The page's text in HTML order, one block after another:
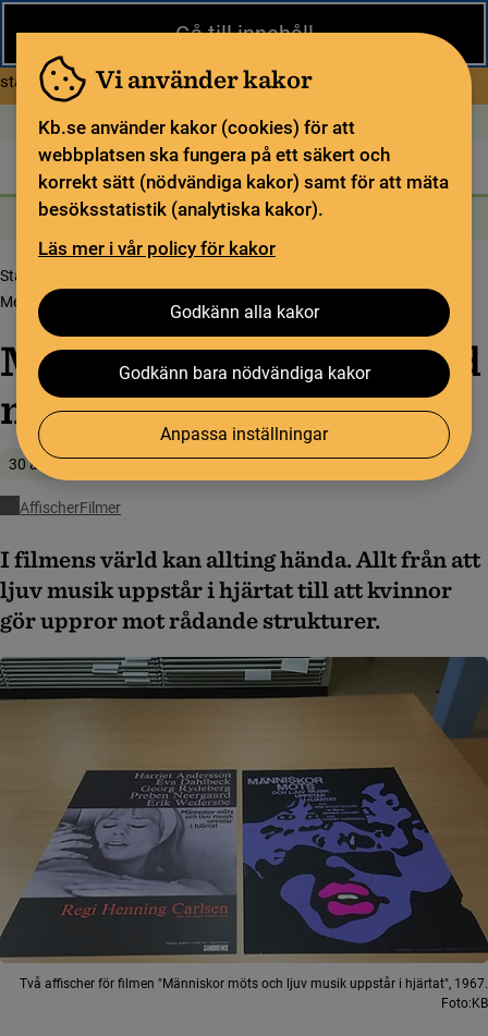
Gå till innehåll
Under sommaren har KB begränsad service och särskilda
öppettider. Vissa veckor är en del funktioner och samlingar
stängda.Läs mer om Begränsad service i sommar
Vi använder kakor
Kb.se använder kakor (cookies) för att
webbplatsen ska fungera på ett säkert och
korrekt sätt (nödvändiga kakor) samt för att mäta
besöksstatistik (analytiska kakor).
Läs mer i vår policy för kakor
Godkänn alla kakor
Godkänn bara nödvändiga kakor
Anpassa inställningar
Öppet idag: 9–18In English
Biblioteket För bibliotekssektorn Pliktleverans och ISBN
Sök Sök
Söktjänster
Startsida
Mennesker mødes og sød musik opstår i hjertet
Mennesker mødes og sød
musik opstår i hjertet
30 augusti 2018
AffischerFilmer
I filmens värld kan allting hända. Allt från att
ljuv musik uppstår i hjärtat till att kvinnor
gör uppror mot rådande strukturer.
Två affischer för filmen "Människor möts och ljuv musik uppstår i hjärtat", 1967.
Foto:KB